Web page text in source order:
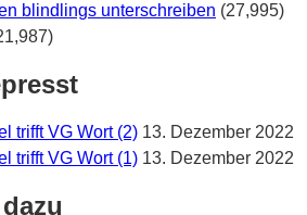
blindlings unterschreiben (27,995)
trifft VG Wort (2) 13. Dezember 2022
trifft VG Wort (1) 13. Dezember 2022